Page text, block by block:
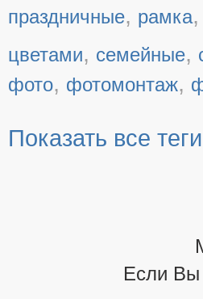
праздничные, рамка,
цветами, семейные,
фото, фотомонтаж,
Показать все теги
Если Вы